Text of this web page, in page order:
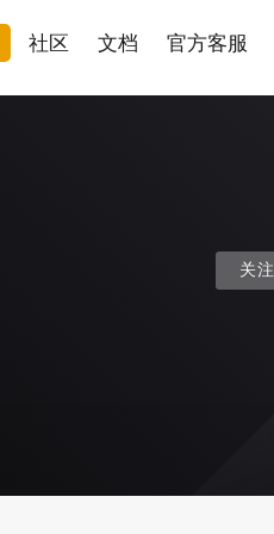
社区 文档 官方客服
关注